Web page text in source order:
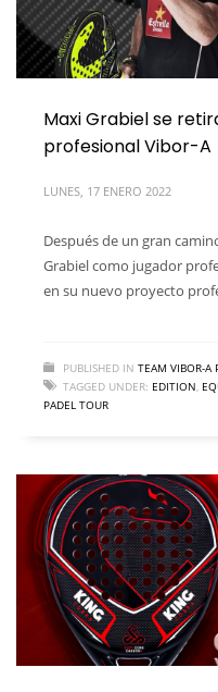
Maxi Grabiel se
profesional Vibor-A
LUNES, 17 ENERO 2022
Después de un gran
Grabiel como jugador
en su nuevo proyecto
PUBLISHED IN TEAM VIBOR-A
TAGGED UNDER: EDITION
PADEL TOUR